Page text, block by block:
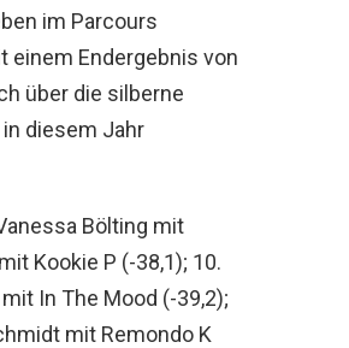
im Parcours
einem Endergebnis von
über die silberne
diesem Jahr
Bölting mit
Kookie P (-38,1); 10.
In The Mood (-39,2);
mit Remondo K